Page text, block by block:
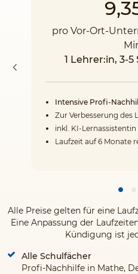
pro Vor-Ort-
1 Lehrer:in, 3-
Intensive Profi-
Zur Verbesserung des
inkl. KI-Lernassistentin
Laufzeit auf 6 Monate
Alle Preise gelten für eine
Eine Anpassung der
Kündigung ist
Alle Schulfächer
Profi-Nachhilfe in Mathe,